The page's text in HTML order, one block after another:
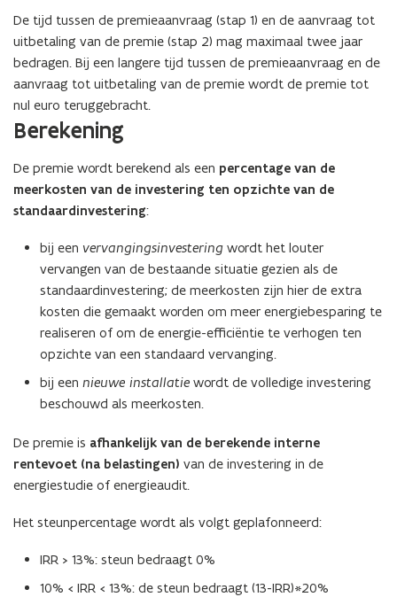
r
)
s
t
e
r
)
De tijd tussen de premieaanvraag (stap 1) en de aanvraag tot
uitbetaling van de premie (stap 2) mag maximaal twee jaar
bedragen. Bij een langere tijd tussen de premieaanvraag en de
aanvraag tot uitbetaling van de premie wordt de premie tot
nul euro teruggebracht.
Berekening
De premie wordt berekend als een percentage van de
meerkosten van de investering ten opzichte van de
standaardinvestering:
bij een vervangingsinvestering wordt het louter
vervangen van de bestaande situatie gezien als de
standaardinvestering; de meerkosten zijn hier de extra
kosten die gemaakt worden om meer energiebesparing te
realiseren of om de energie-efficiëntie te verhogen ten
opzichte van een standaard vervanging.
bij een nieuwe installatie wordt de volledige investering
beschouwd als meerkosten.
De premie is afhankelijk van de berekende interne
rentevoet (na belastingen) van de investering in de
energiestudie of energieaudit.
Het steunpercentage wordt als volgt geplafonneerd:
IRR > 13%: steun bedraagt 0%
10% < IRR < 13%: de steun bedraagt (13-IRR)*20%